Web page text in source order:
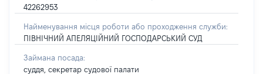
42262953
Найменування місця роботи або проходження служби:
ПІВНІЧНИЙ АПЕЛЯЦІЙНИЙ ГОСПОДАРСЬКИЙ СУД
Займана посада:
суддя, секретар судової палати